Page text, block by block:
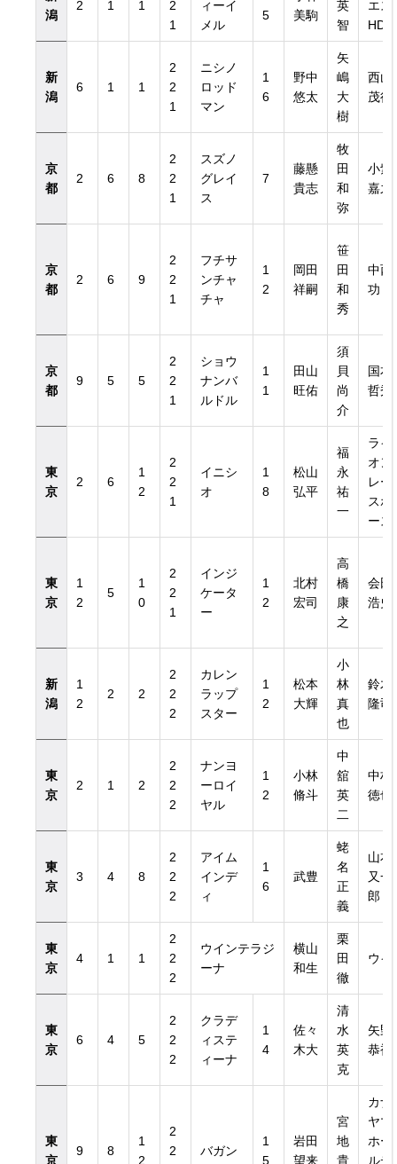
潟
2 1 1
2
1
ィーイ
メル
5
美駒
英
智
エス
HD
新
潟
6 1 1
2
2
1
ニシノ
ロッド
マン
1
6
野中
悠太
矢
嶋
大
樹
西山
茂行
京
都
2 6 8
2
2
1
スズノ
グレイ
ス
7
藤懸
貴志
牧
田
和
弥
小紫
嘉之
京
都
2 6 9
2
2
1
フチサ
ンチャ
チャ
1
2
岡田
祥嗣
笹
田
和
秀
中西
功
京
都
9 5 5
2
2
1
ショウ
ナンバ
ルドル
1
1
田山
旺佑
須
貝
尚
介
国本
哲秀
東
京
2 6
1
2
2
2
1
イニシ
オ
1
8
松山
弘平
福
永
祐
一
ライ
オン
レー
スホ
ース
東
京
1
2
5
1
0
2
2
1
インジ
ケータ
ー
1
2
北村
宏司
高
橋
康
之
会田
浩史
新
潟
1
2
2 2
2
2
2
カレン
ラップ
スター
1
2
松本
大輝
小
林
真
也
鈴木
隆司
東
京
2 1 2
2
2
2
ナンヨ
ーロイ
ヤル
1
2
小林
脩斗
中
舘
英
二
中村
徳也
東
京
3 4 8
2
2
2
アイム
インデ
ィ
1
6
武豊
蛯
名
正
義
山本
又一
郎
東
京
4 1 1
2
2
2
ウインテラジ
ーナ
横山
和生
栗
田
徹
ウイ
東
京
6 4 5
2
2
2
クラデ
ィステ
ィーナ
1
4
佐々
木大
清
水
英
克
矢野
恭裕
東
京
9 8
1
2
2
2
バガン
1
5
岩田
望来
宮
地
貴
カナ
ヤマ
ホー
ルデ